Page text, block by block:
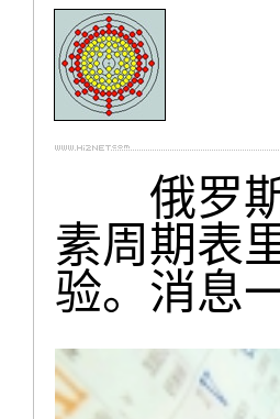
俄罗斯
素周期表
验。消息